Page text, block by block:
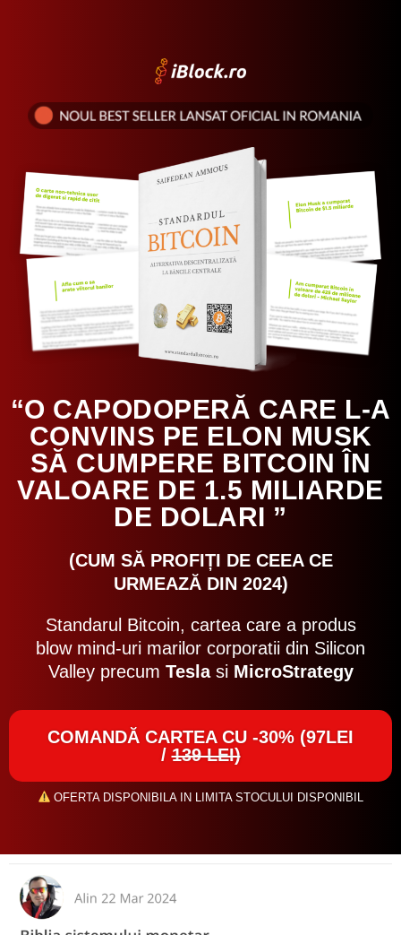
“O CAPODOPERĂ CARE L-A
CONVINS PE ELON MUSK
SĂ CUMPERE BITCOIN ÎN
VALOARE DE 1.5 MILIARDE
DE DOLARI ”
(CUM SĂ PROFIȚI DE CEEA CE
URMEAZĂ DIN 2024)
Standarul Bitcoin, cartea care a produs
blow mind-uri marilor corporatii din Silicon
Valley precum Teslasi MicroStrategy
COMANDĂ CARTEA CU -30% (97LEI
/139 LEI)
OFERTA DISPONIBILA IN LIMITA STOCULUI DISPONIBIL